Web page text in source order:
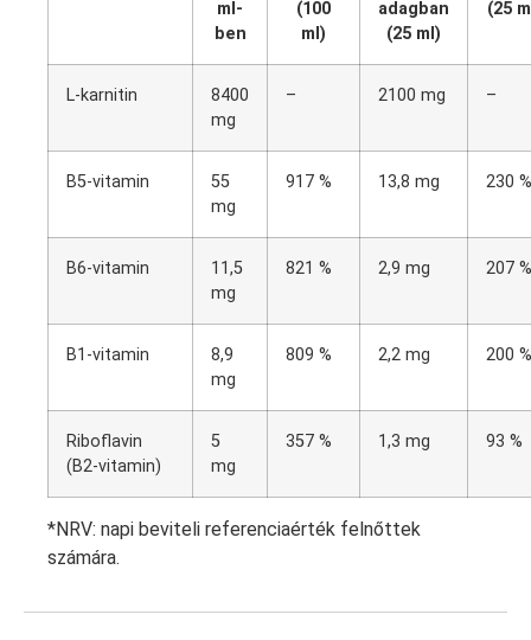
ml-
ben
(100
ml)
adagban
(25 ml)
(25
L-karnitin
8400
mg
– 2100 mg –
B5-vitamin
55
mg
917 % 13,8 mg 230 %
B6-vitamin
11,5
mg
821 % 2,9 mg 207 %
B1-vitamin
8,9
mg
809 % 2,2 mg 200 %
Riboflavin
(B2-vitamin)
5
mg
357 % 1,3 mg 93 %
*NRV: napi beviteli referenciaérték felnőttek
számára.